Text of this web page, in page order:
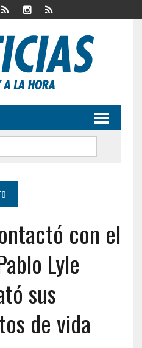
con el
Lyle
sus
de vida